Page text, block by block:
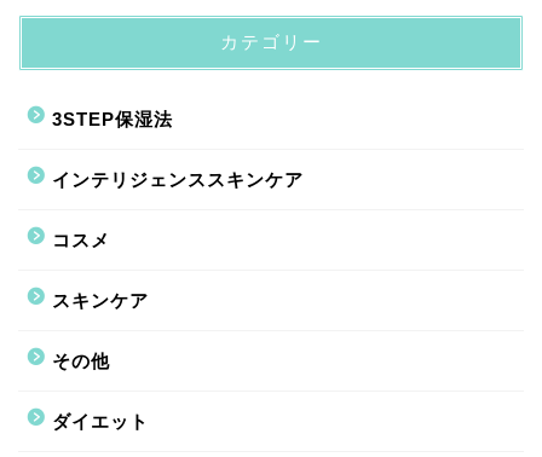
カテゴリー
3STEP保湿法
インテリジェンススキンケア
コスメ
スキンケア
その他
ダイエット